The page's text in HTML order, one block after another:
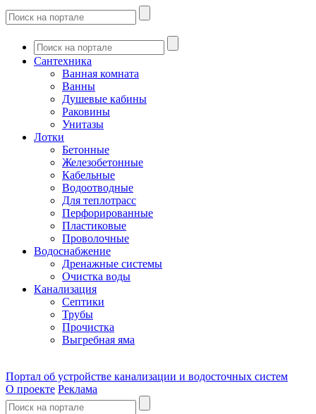
Сантехника
Ванная комната
Ванны
Душевые кабины
Раковины
Унитазы
Лотки
Бетонные
Железобетонные
Кабельные
Водоотводные
Для теплотрасс
Перфорированные
Пластиковые
Проволочные
Водоснабжение
Дренажные системы
Очистка воды
Канализация
Септики
Трубы
Прочистка
Выгребная яма
Портал об устройстве канализации и водосточных систем
О проекте Реклама